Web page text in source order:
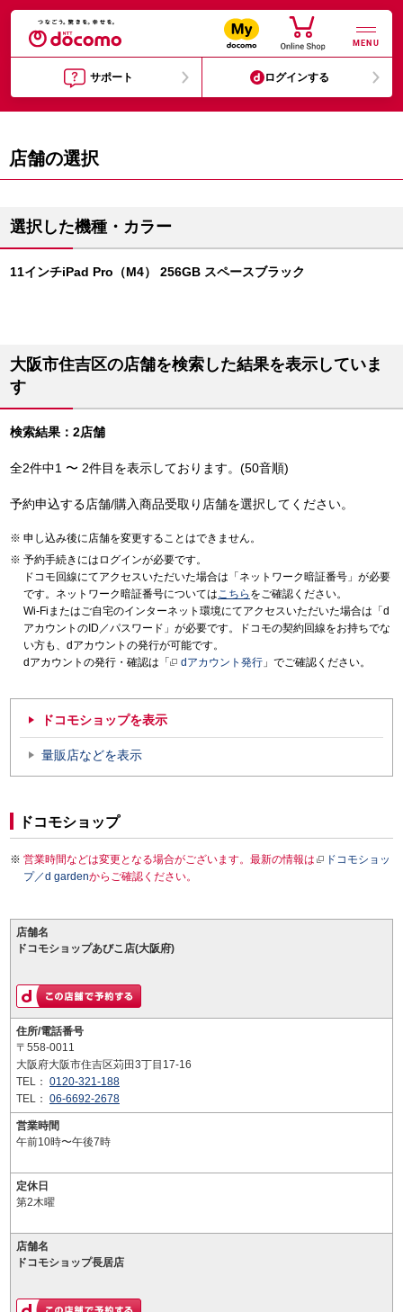
MENU
サポート ログインする
店舗の選択
選択した機種・カラー
11インチiPad Pro（M4） 256GB スペースブラック
大阪市住吉区の店舗を検索した結果を表示していま
す
検索結果：2店舗
全2件中1 〜 2件目を表示しております。(50音順)
予約申込する店舗/購入商品受取り店舗を選択してください。
申し込み後に店舗を変更することはできません。
予約手続きにはログインが必要です。
ドコモ回線にてアクセスいただいた場合は「ネットワーク暗証番号」が必要
です。ネットワーク暗証番号についてはこちら をご確認ください。
Wi-Fiまたはご自宅のインターネット環境にてアクセスいただいた場合は「d
アカウントのID／パスワード」が必要です。ドコモの契約回線をお持ちでな
い方も、dアカウントの発行が可能です。
dアカウントの発行・確認は「
dアカウント発行 」でご確認ください。
ドコモショップを表示
量販店などを表示
ドコモショップ
営業時間などは変更となる場合がございます。最新の情報は
ドコモショッ
プ／d gardenからご確認ください。
店舗名
ドコモショップあびこ店(大阪府)
住所/電話番号
〒558-0011
大阪府大阪市住吉区苅田3丁目17-16
TEL： 0120-321-188
TEL： 06-6692-2678
営業時間
午前10時〜午後7時
定休日
第2木曜
店舗名
ドコモショップ長居店